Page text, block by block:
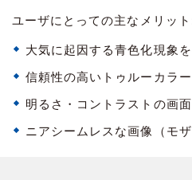
ユーザにとっての主なメリッ
大気に起因する青色化現象
信頼性の高いトゥルーカラ
明るさ・コントラストの画
ニアシームレスな画像（モ